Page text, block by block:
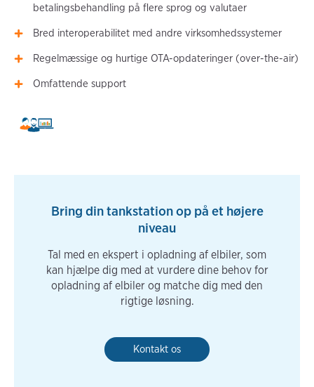
betalingsbehandling på flere sprog og valutaer
Bred interoperabilitet med andre virksomhedssystemer
Regelmæssige og hurtige OTA-opdateringer (over-the-air)
Omfattende support
Bring din tankstation op på et højere
niveau
Tal med en ekspert i opladning af elbiler, som
kan hjælpe dig med at vurdere dine behov for
opladning af elbiler og matche dig med den
rigtige løsning.
Kontakt os